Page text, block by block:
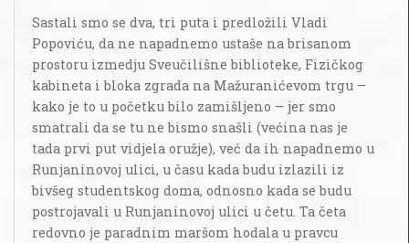
Sastali smo se dva, tri puta i predložili Vladi
Popoviću, da ne napadnemo ustaše na brisanom
prostoru izmedju Sveučilišne biblioteke, Fizičkog
kabineta i bloka zgrada na Mažuranićevom trgu –
kako je to u početku bilo zamišljeno – jer smo
smatrali da se tu ne bismo snašli (većina nas je
tada prvi put vidjela oružje), već da ih napadnemo u
Runjaninovoj ulici, u času kada budu izlazili iz
bivšeg studentskog doma, odnosno kada se budu
postrojavali u Runjaninovoj ulici u četu. Ta četa
redovno je paradnim maršom hodala u pravcu